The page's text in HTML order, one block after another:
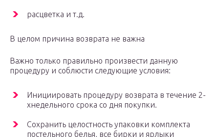
расцветка и т.д.
В целом причина возврата не важна
Важно только правильно произвести данную
процедуру и соблюсти следующие условия:
Инициировать процедуру возврата в течение 2-
хнедельного срока со дня покупки.
Сохранить целостность упаковки комплекта
постельного белья, все бирки и ярлыки